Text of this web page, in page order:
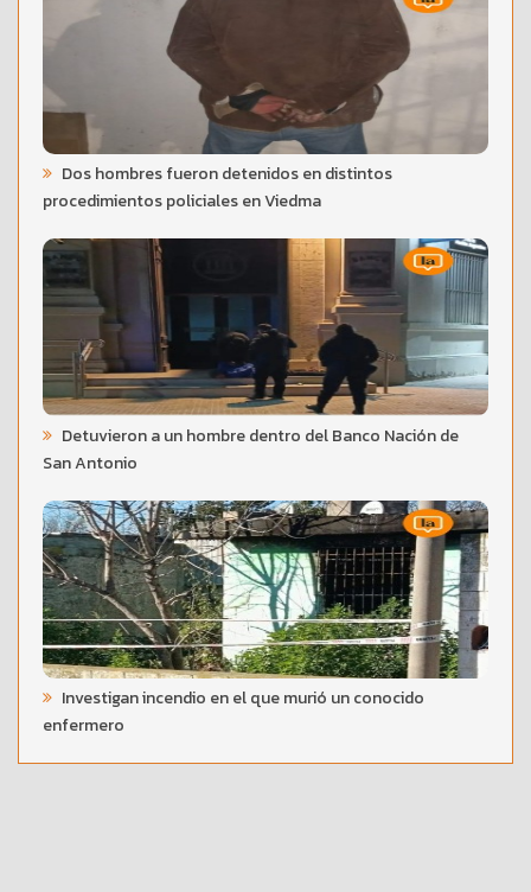
Dos hombres fueron detenidos en distintos
procedimientos policiales en Viedma
Detuvieron a un hombre dentro del Banco Nación de
San Antonio
Investigan incendio en el que murió un conocido
enfermero